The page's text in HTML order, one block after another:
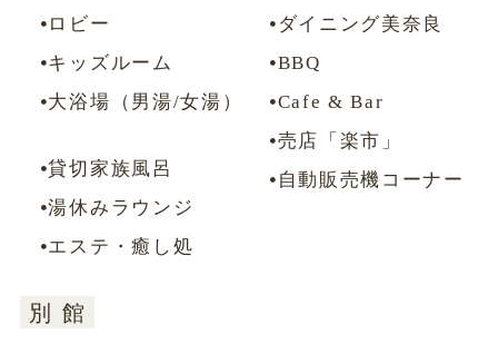
ロビー
キッズルーム
大浴場（男湯/女湯）
貸切家族風呂
湯休みラウンジ
エステ・癒し処
ダイニング美奈良
BBQ
Cafe & Bar
売店「楽市」
自動販売機コーナー
別館
宿泊ロビー・ラウンジ
半露天風呂付モダンスイートルーム
半露天風呂付モダンツインルーム
デラックスツインルーム
スタンダードツインルーム
エコノミーツインルーム
スタンダードツインルーム
エコノミーツインルーム
露天風呂付和洋特別室
露天風呂付デラックスツイン
デラックスシングルルーム
シングルルーム